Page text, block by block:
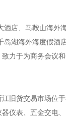
店、马鞍山海外
湖海外海度假酒
力于为商务会议
旧货交易市场位
仪表、五金交电